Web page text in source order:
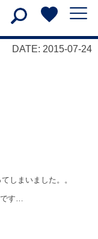
DATE: 2015-07-24
しまいました。。
す…